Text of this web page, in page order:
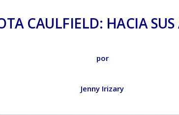
CAULFIELD: HACIA
por
Jenny Irizary